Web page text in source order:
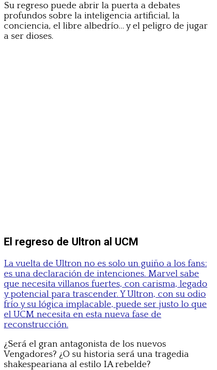
Su regreso puede abrir la puerta a debates
profundos sobre la inteligencia artificial, la
conciencia, el libre albedrío… y el peligro de jugar
a ser dioses.
El regreso de Ultron al UCM
La vuelta de Ultron no es solo un guiño a los fans:
es una declaración de intenciones. Marvel sabe
que necesita villanos fuertes, con carisma, legado
y potencial para trascender. Y Ultron, con su odio
frío y su lógica implacable, puede ser justo lo que
el UCM necesita en esta nueva fase de
reconstrucción.
¿Será el gran antagonista de los nuevos
Vengadores? ¿O su historia será una tragedia
shakespeariana al estilo IA rebelde?